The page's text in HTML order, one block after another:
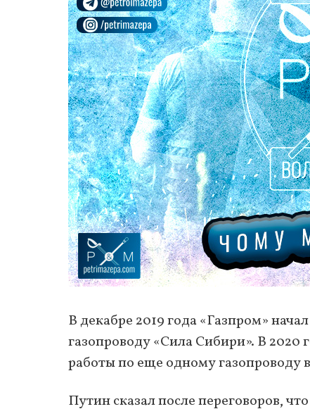
В декабре 2019 года «Газпром»
газопроводу «Сила Сибири». В 2020
работы по еще одному
Путин сказал после переговоров,